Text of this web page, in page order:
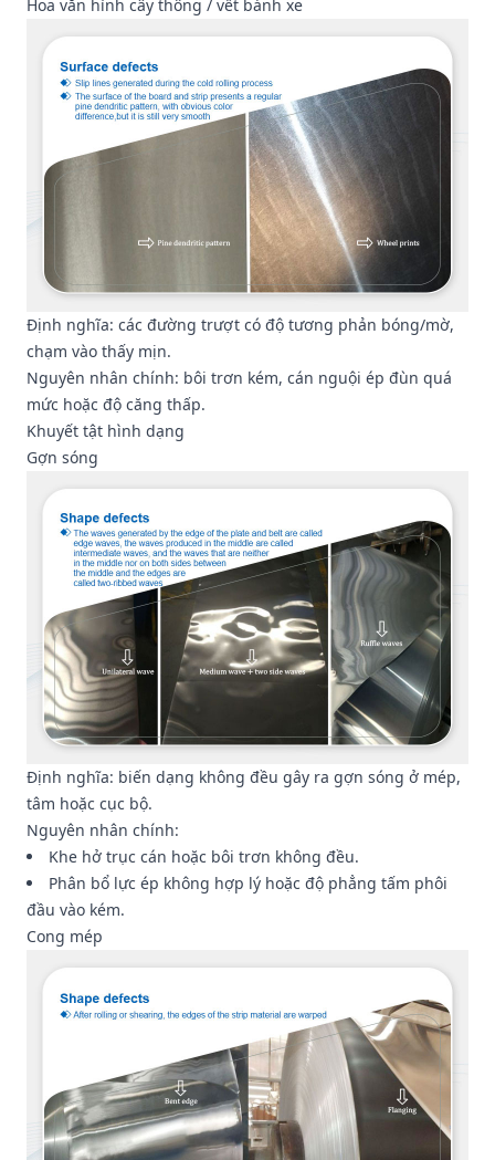
Hoa văn hình cây thông / vết bánh xe
Định nghĩa: các đường trượt có độ tương phản bóng/mờ,
chạm vào thấy mịn.
Nguyên nhân chính: bôi trơn kém, cán nguội ép đùn quá
mức hoặc độ căng thấp.
Khuyết tật hình dạng
Gợn sóng
Định nghĩa: biến dạng không đều gây ra gợn sóng ở mép,
tâm hoặc cục bộ.
Nguyên nhân chính:
Khe hở trục cán hoặc bôi trơn không đều.
Phân bổ lực ép không hợp lý hoặc độ phẳng tấm phôi
đầu vào kém.
Cong mép